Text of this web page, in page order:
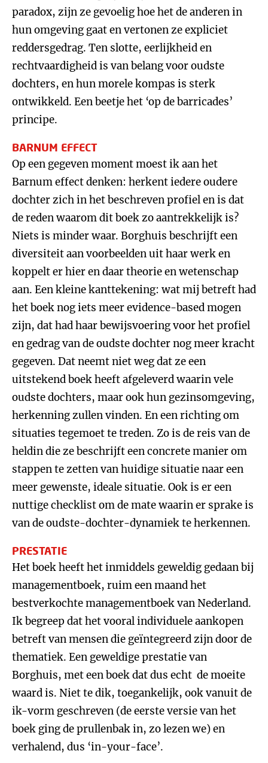
paradox, zijn ze gevoelig hoe het de anderen in
hun omgeving gaat en vertonen ze expliciet
reddersgedrag. Ten slotte, eerlijkheid en
rechtvaardigheid is van belang voor oudste
dochters, en hun morele kompas is sterk
ontwikkeld. Een beetje het ‘op de barricades’
principe.
BARNUM EFFECT
Op een gegeven moment moest ik aan het
Barnum effect denken: herkent iedere oudere
dochter zich in het beschreven profiel en is dat
de reden waarom dit boek zo aantrekkelijk is?
Niets is minder waar. Borghuis beschrijft een
diversiteit aan voorbeelden uit haar werk en
koppelt er hier en daar theorie en wetenschap
aan. Een kleine kanttekening: wat mij betreft had
het boek nog iets meer evidence-based mogen
zijn, dat had haar bewijsvoering voor het profiel
en gedrag van de oudste dochter nog meer kracht
gegeven. Dat neemt niet weg dat ze een
uitstekend boek heeft afgeleverd waarin vele
oudste dochters, maar ook hun gezinsomgeving,
herkenning zullen vinden. En een richting om
situaties tegemoet te treden. Zo is de reis van de
heldin die ze beschrijft een concrete manier om
stappen te zetten van huidige situatie naar een
meer gewenste, ideale situatie. Ook is er een
nuttige checklist om de mate waarin er sprake is
van de oudste-dochter-dynamiek te herkennen.
PRESTATIE
Het boek heeft het inmiddels geweldig gedaan bij
managementboek, ruim een maand het
bestverkochte managementboek van Nederland.
Ik begreep dat het vooral individuele aankopen
betreft van mensen die geïntegreerd zijn door de
thematiek. Een geweldige prestatie van
Borghuis, met een boek dat dus echt de moeite
waard is. Niet te dik, toegankelijk, ook vanuit de
ik-vorm geschreven (de eerste versie van het
boek ging de prullenbak in, zo lezen we) en
verhalend, dus ‘in-your-face’.